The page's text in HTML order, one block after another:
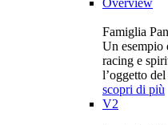
Overview
Famiglia
Un esempio
racing e
l’oggetto
scopri di più
V2